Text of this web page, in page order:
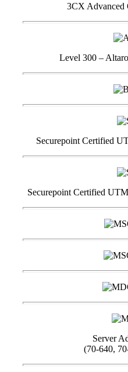
3CX Advanced
Level 300 –
Securepoint Certified
Securepoint Certified
Server
(70-640,